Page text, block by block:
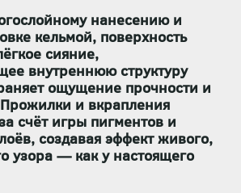
нанесению и
кельмой, поверхность
сияние,
внутреннюю структуру
ощущение прочности и
и вкрапления
счёт игры пигментов и
создавая эффект живого,
узора — как у настоящего